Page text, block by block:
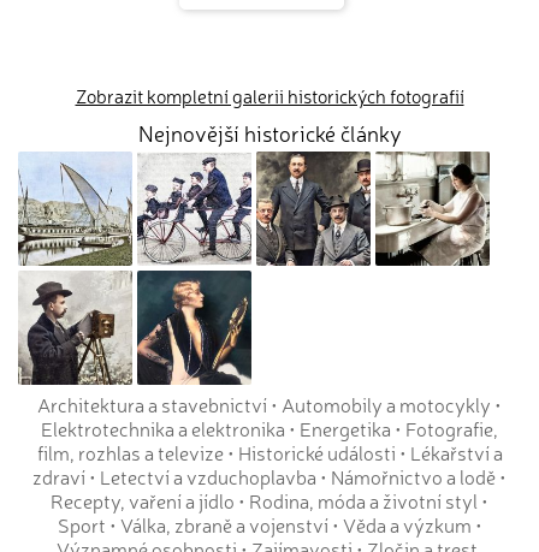
Zobrazit kompletní galerii historických fotografií
Nejnovější historické články
Architektura a stavebnictví• Automobily a motocykly •
Elektrotechnika a elektronika • Energetika • Fotografie,
film, rozhlas a televize• Historické události • Lékařství a
zdraví• Letectví a vzduchoplavba • Námořnictvo a lodě•
Recepty, vaření a jídlo • Rodina, móda a životní styl•
Sport • Válka, zbraně a vojenství• Věda a výzkum •